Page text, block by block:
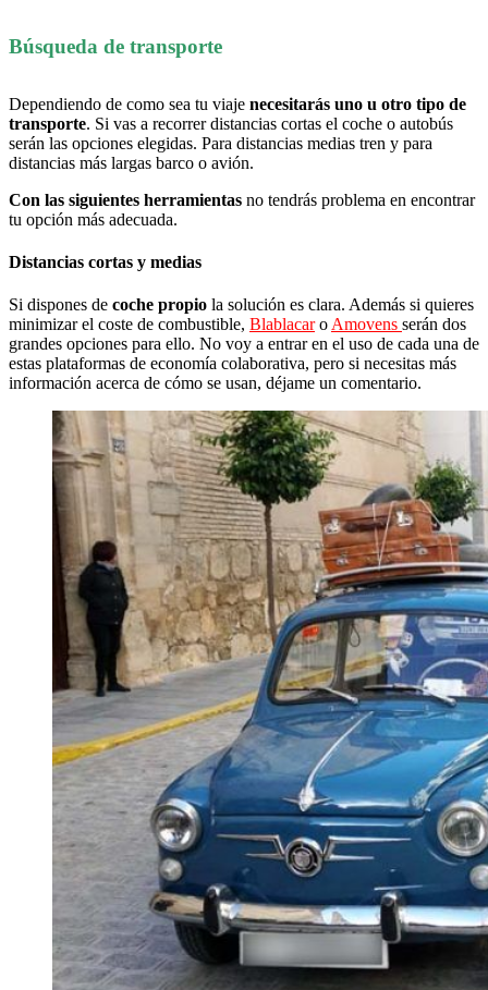
Búsqueda de transporte
Dependiendo de como sea tu viaje necesitarás uno u otro tipo de
transporte. Si vas a recorrer distancias cortas el coche o autobús
serán las opciones elegidas. Para distancias medias tren y para
distancias más largas barco o avión.
Con las siguientes herramientas no tendrás problema en encontrar
tu opción más adecuada.
Distancias cortas y medias
Si dispones de coche propio la solución es clara. Además si quieres
minimizar el coste de combustible, Blablacaro Amovens serán dos
grandes opciones para ello. No voy a entrar en el uso de cada una de
estas plataformas de economía colaborativa, pero si necesitas más
información acerca de cómo se usan, déjame un comentario.